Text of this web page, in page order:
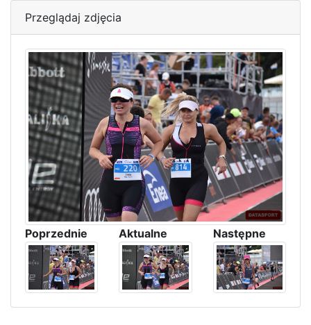
Przeglądaj zdjęcia
Poprzednie Aktualne Następne